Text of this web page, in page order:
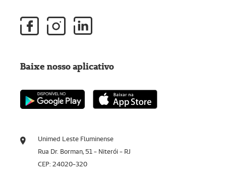
Unimed Leste Fluminense
Rua Dr. Borman, 51 - Niterói - RJ
CEP: 24020-320
Baixe nosso aplicativo